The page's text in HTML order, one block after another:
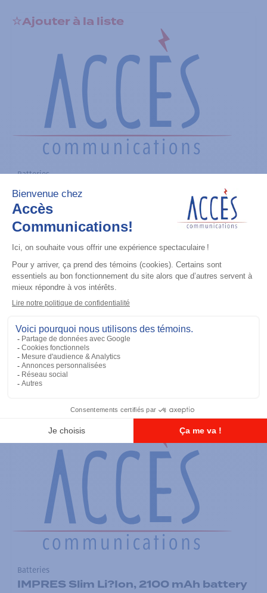
Ajouter à la liste
Batteries
TIA IMPRES Low Volt 2900 mAh
Ajouter à la liste
Batteries
TIA IMPRES Low Volt 2900 mAh
Ajouter à la liste
Batteries
IMPRES Slim Li?Ion, 2100 mAh battery